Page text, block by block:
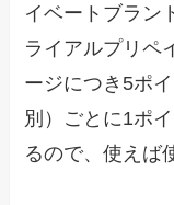
イベートブラン
ライアルプリペ
ージにつき5ポ
別）ごとに1ポ
るので、使えば